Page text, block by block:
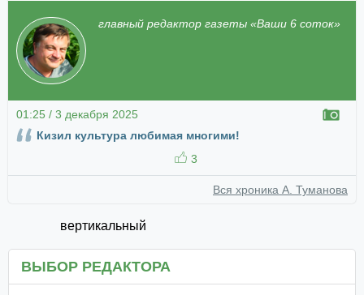
главный редактор газеты «Ваши 6 соток»
01:25 / 3 декабря 2025
Кизил культура любимая многими!
3
Вся хроника А. Туманова
вертикальный
ВЫБОР РЕДАКТОРА